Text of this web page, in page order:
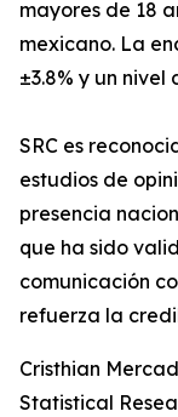
mayores de 18
mexicano. La
±3.8% y un nivel
SRC es
estudios de
presencia
que ha sido
comunicación
refuerza la
Cristhian
Statistical